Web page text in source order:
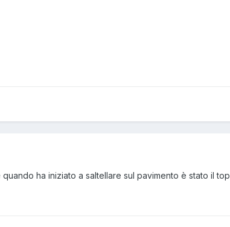
ha iniziato a saltellare sul pavimento è stato il top